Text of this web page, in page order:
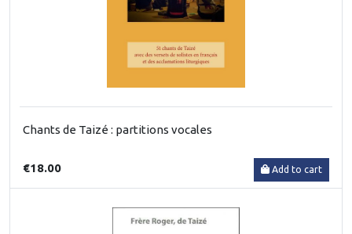
Chants de Taizé : partitions vocales
€18.00 Add to cart